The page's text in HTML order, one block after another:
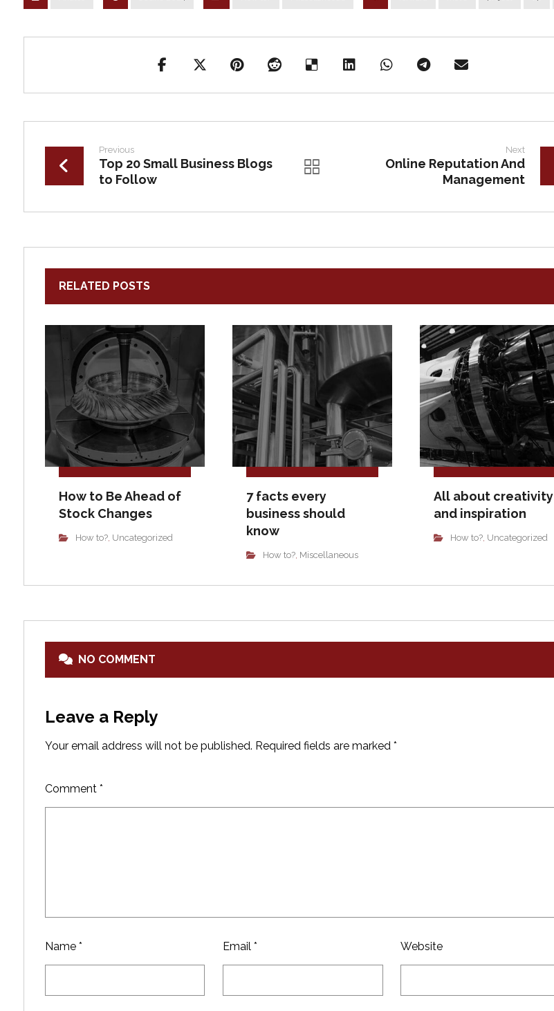
Previous
Top 20 Small Business Blogs
to Follow
Next
Online Reputation And
Management
RELATED POSTS
How to Be Ahead of
Stock Changes
How to?, Uncategorized
7 facts every
business should
know
How to?, Miscellaneous
All about creativity
and inspiration
How to?, Uncategorized
NO COMMENT
Leave a Reply
Your email address will not be published. Required fields are marked *
Comment *
Name * Email * Website